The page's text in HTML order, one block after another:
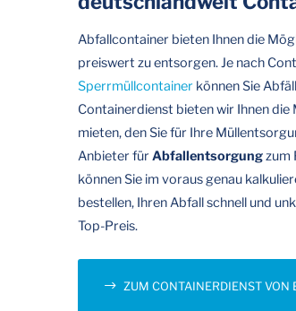
Abfallcontainer bieten Ihnen die
preiswert zu entsorgen. Je nach
Sperrmüllcontainer können Sie
Containerdienst bieten wir Ihnen
mieten, den Sie für Ihre
Anbieter fürAbfallentsorgungzum
können Sie im voraus genau
bestellen, Ihren Abfall schnell und
Top-Preis.
ZUM CONTAINERDIENST VON